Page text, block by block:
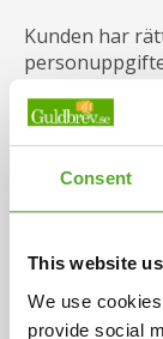
Consent
This website
We use
provide social
Kunden har
Våra kunder
nyhetsbrev
genom att
finns på alla
med vår
Cookies
När du